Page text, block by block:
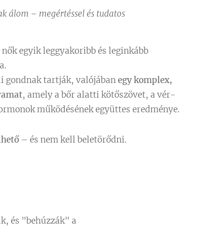
álom – megértéssel és tudatos
egyik leggyakoribb és leginkább
gondnak tartják, valójábanegy komplex,
, amely a bőr alatti kötőszövet, a vér-
működésének együttes eredménye.
– és nem kell beletörődni.
és "behúzzák" a